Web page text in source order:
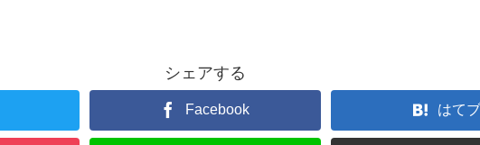
シェアする
Facebook はてブ